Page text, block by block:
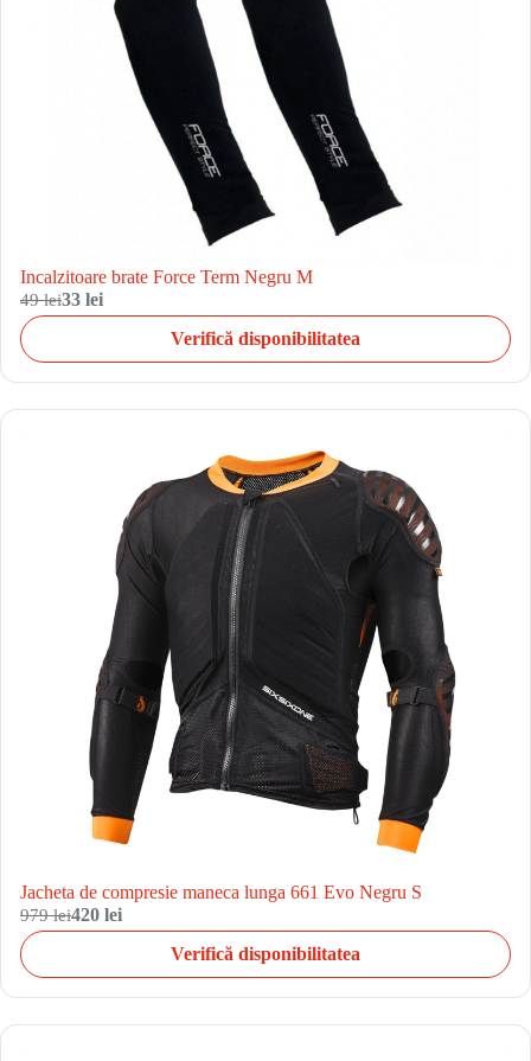
Incalzitoare brate Force Term Negru M
49 lei33 lei
Verifică disponibilitatea
Jacheta de compresie maneca lunga 661 Evo Negru S
979 lei420 lei
Verifică disponibilitatea